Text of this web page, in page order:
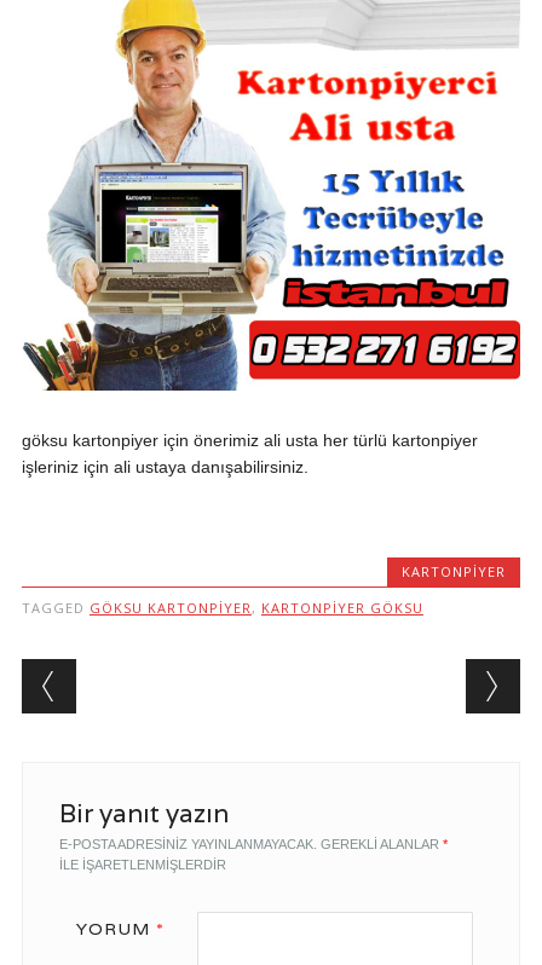
göksu kartonpiyer için önerimiz ali usta her türlü kartonpiyer
işleriniz için ali ustaya danışabilirsiniz.
KARTONPIYER
TAGGED GÖKSU KARTONPIYER , KARTONPIYER GÖKSU
Post navigation
Bir yanıt yazın
E-POSTA ADRESINIZ YAYINLANMAYACAK. GEREKLI ALANLAR *
ILE IŞARETLENMIŞLERDIR
YORUM *